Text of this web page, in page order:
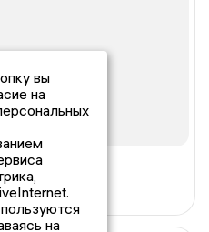
вы
на
на